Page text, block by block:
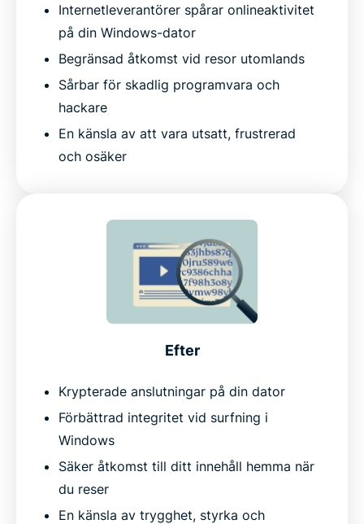
Internetleverantörer spårar onlineaktivitet
på din Windows-dator
Begränsad åtkomst vid resor utomlands
Sårbar för skadlig programvara och
hackare
En känsla av att vara utsatt, frustrerad
och osäker
Efter
Krypterade anslutningar på din dator
Förbättrad integritet vid surfning i
Windows
Säker åtkomst till ditt innehåll hemma när
du reser
En känsla av trygghet, styrka och